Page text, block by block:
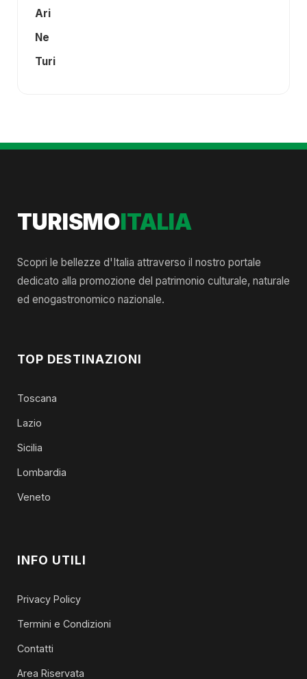
Ari
Ne
Turi
TURISMOITALIA
Scopri le bellezze d'Italia attraverso il nostro portale
dedicato alla promozione del patrimonio culturale, naturale
ed enogastronomico nazionale.
TOP DESTINAZIONI
Toscana
Lazio
Sicilia
Lombardia
Veneto
INFO UTILI
Privacy Policy
Termini e Condizioni
Contatti
Area Riservata